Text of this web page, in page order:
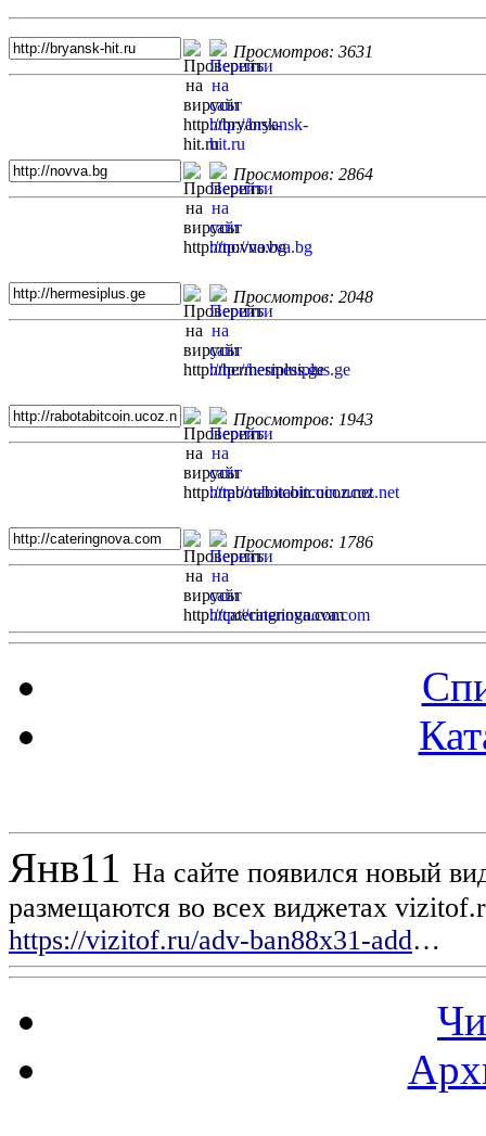
Просмотров: 3631
Просмотров: 2864
Просмотров: 2048
Просмотров: 1943
Просмотров: 1786
Янв11 На сайте появился новый
размещаются во всех виджетах
https://vizitof.ru/adv-ban88x31-add…